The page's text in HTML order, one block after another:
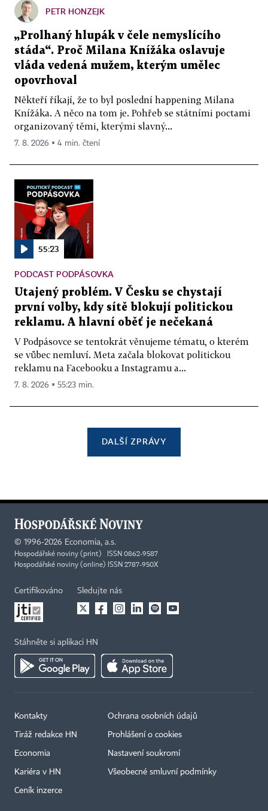
PETR HONZEJK
„Prolhaný hlupák v čele nemyslícího
stáda“. Proč Milana Knížáka oslavuje
vláda vedená mužem, kterým umělec
opovrhoval
Někteří říkají, že to byl poslední happening Milana
Knížáka. A něco na tom je. Pohřeb se státními poctami
organizovaný těmi, kterými slavný...
7. 8. 2026 ▪ 4 min. čtení
55:23
PODCAST PODPÁSOVKA
Utajený problém. V Česku se chystají
první volby, kdy sítě blokují politickou
reklamu. A hlavní oběť je nečekaná
V Podpásovce se tentokrát věnujeme tématu, o kterém
se vůbec nemluví. Meta začala blokovat politickou
reklamu na Facebooku a Instagramu a...
7. 8. 2026 ▪ 55:23 min.
DALŠÍ ZPRÁVY
© 1996-2026 Economia, a.s.
Hospodářské noviny (print) ISSN 0862-9587
Hospodářské noviny (online) ISSN 2787-950X
Certifikováno Sledujte nás
Stáhněte si aplikaci HN
Kontakty
Tiráž redakce HN
Economia
Kariéra v HN
Ceník inzerce
Ochrana osobních údajů
Prohlášení o cookies
Nastavení soukromí
Všeobecné smluvní podmínky